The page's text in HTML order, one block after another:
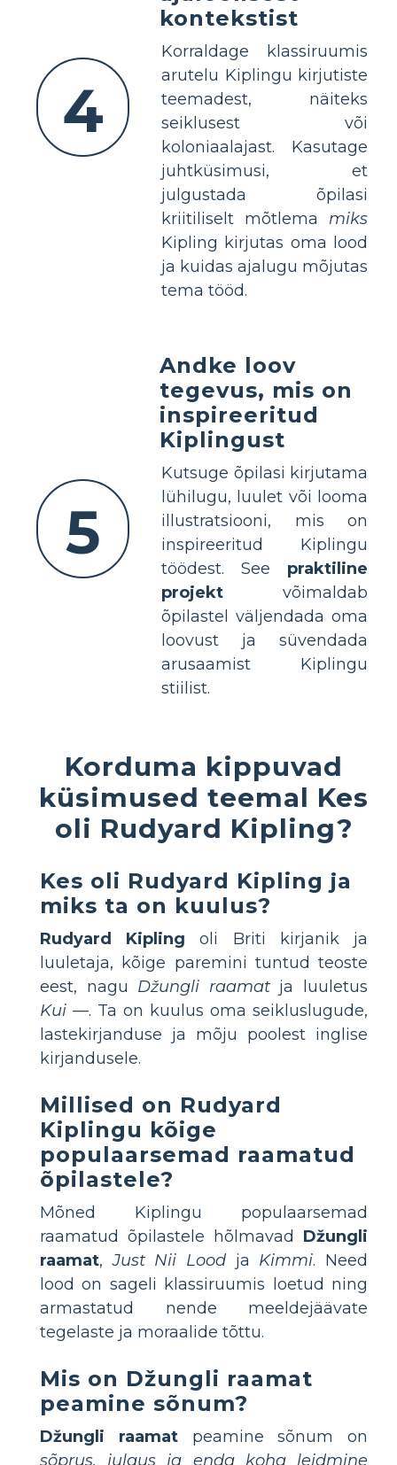
4
kontekstist
Korraldage klassiruumis
arutelu Kiplingu kirjutiste
teemadest, näiteks
seiklusest või
koloniaalajast. Kasutage
juhtküsimusi, et
julgustada õpilasi
kriitiliselt mõtlema miks
Kipling kirjutas oma lood
ja kuidas ajalugu mõjutas
tema tööd.
5
Andke loov
tegevus, mis on
inspireeritud
Kiplingust
Kutsuge õpilasi kirjutama
lühilugu, luulet või looma
illustratsiooni, mis on
inspireeritud Kiplingu
töödest. See praktiline
projekt võimaldab
õpilastel väljendada oma
loovust ja süvendada
arusaamist Kiplingu
stiilist.
Korduma kippuvad
küsimused teemal Kes
oli Rudyard Kipling?
Kes oli Rudyard Kipling ja
miks ta on kuulus?
Rudyard Kipling oli Briti kirjanik ja
luuletaja, kõige paremini tuntud teoste
eest, nagu Džungli raamatja luuletus
Kui —. Ta on kuulus oma seikluslugude,
lastekirjanduse ja mõju poolest inglise
kirjandusele.
Millised on Rudyard
Kiplingu kõige
populaarsemad raamatud
õpilastele?
Mõned Kiplingu populaarsemad
raamatud õpilastele hõlmavad Džungli
raamat,Just Nii Lood ja Kimmi. Need
lood on sageli klassiruumis loetud ning
armastatud nende meeldejäävate
tegelaste ja moraalide tõttu.
Mis on Džungli raamat
peamine sõnum?
Džungli raamatpeamine sõnum on
sõprus, julgus ja enda koha leidmine